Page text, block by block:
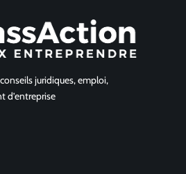
juridiques, emploi,
d’entreprise